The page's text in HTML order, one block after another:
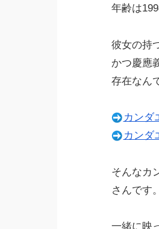
年齢は
彼女の持
かつ慶應
存在なん
カンダ
カンダ
そんなカ
さんです。
一緒に映